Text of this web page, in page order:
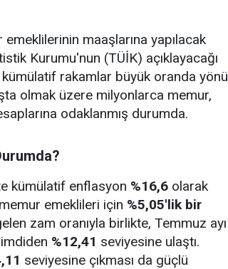
emeklilerinin maaşlarına yapılacak
Kurumu'nun (TÜİK) açıklayacağı
rakamlar büyük oranda yönü
olmak üzere milyonlarca memur,
odaklanmış durumda.
kümülatif enflasyon %16,6 olarak
emeklileri için %5,05'lik bir
zam oranıyla birlikte, Temmuz ayı
%12,41 seviyesine ulaştı.
seviyesine çıkması da güçlü